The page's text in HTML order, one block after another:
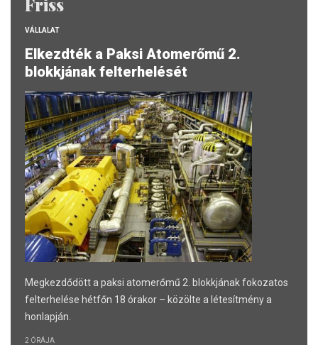
VÁLLALAT
Elkezdték a Paksi Atomerőmű 2.
blokkjának felterhelését
Megkezdődött a paksi atomerőmű 2. blokkjának fokozatos
felterhelése hétfőn 18 órakor – közölte a létesítmény a
honlapján.
2 ÓRÁJA